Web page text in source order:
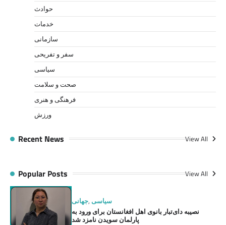
حوادث
خدمات
سازمانی
سفر و تفریحی
سیاسی
صحت و سلامت
فرهنگی و هنری
ورزش
Recent News View All
Popular Posts View All
جهانی,سیاسی
نصیبه دای‌تبار بانوی اهل افغانستان برای ورود به
پارلمان سویدن نامزد شد